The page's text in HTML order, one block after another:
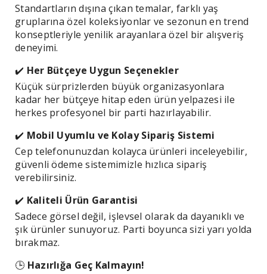
Standartların dışına çıkan temalar, farklı yaş
gruplarına özel koleksiyonlar ve sezonun en trend
konseptleriyle yenilik arayanlara özel bir alışveriş
deneyimi.
✔ Her Bütçeye Uygun Seçenekler
Küçük sürprizlerden büyük organizasyonlara
kadar her bütçeye hitap eden ürün yelpazesi ile
herkes profesyonel bir parti hazırlayabilir.
✔ Mobil Uyumlu ve Kolay Sipariş Sistemi
Cep telefonunuzdan kolayca ürünleri inceleyebilir,
güvenli ödeme sistemimizle hızlıca sipariş
verebilirsiniz.
✔ Kaliteli Ürün Garantisi
Sadece görsel değil, işlevsel olarak da dayanıklı ve
şık ürünler sunuyoruz. Parti boyunca sizi yarı yolda
bırakmaz.
🕒 Hazırlığa Geç Kalmayın!